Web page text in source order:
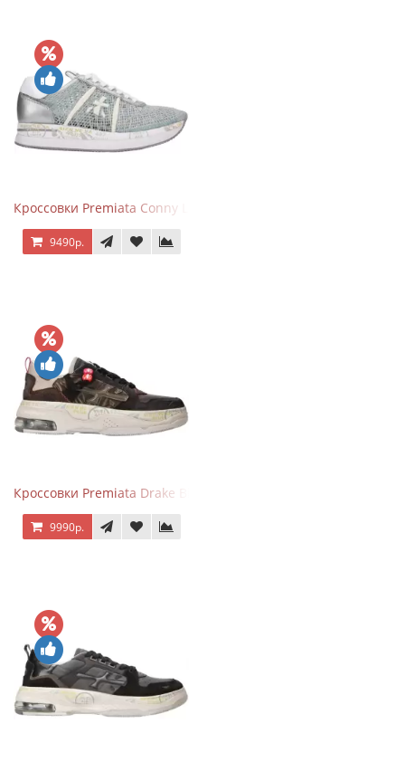
Кроссовки Premiata Conny Lace Blue Silver
9490р.
Кроссовки Premiata Drake Black Brown
9990р.